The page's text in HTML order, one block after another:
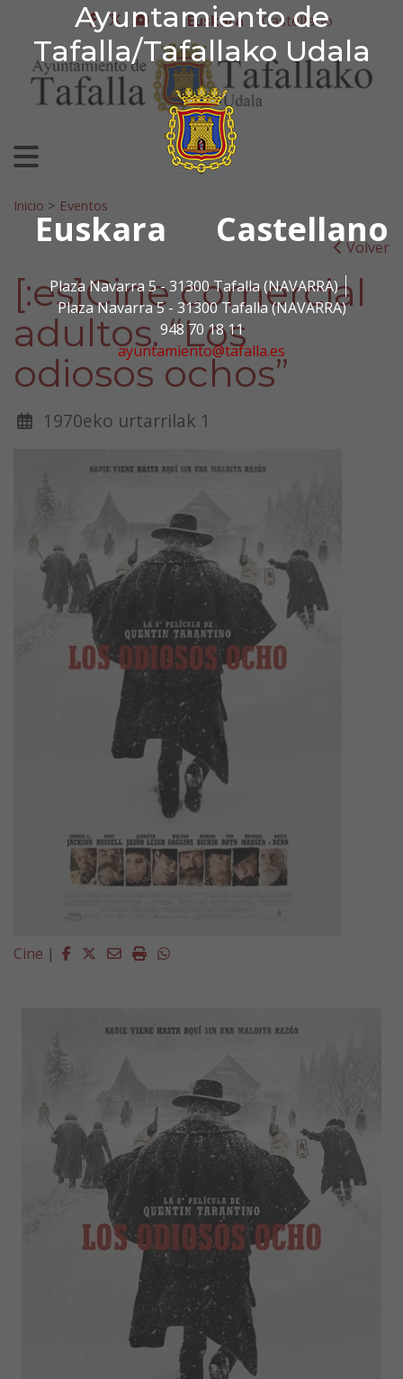
Ayuntamiento de
Tafalla/Tafallako Udala
Euskara Castellano
Plaza Navarra 5 - 31300 Tafalla (NAVARRA)
Plaza Navarra 5 - 31300 Tafalla (NAVARRA)
948 70 18 11
ayuntamiento@tafalla.es
Ir al contenido
Ayuntamiento de
facebook
twitter
youtube
Euskara Castellano
Bilatu:
Inicio > Eventos
Volver
[:es]Cine comercial
adultos. “Los
odiosos ochos”
1970eko urtarrilak 1
Cine | Facebook
Twitter
EmailImprimirWhatsapp